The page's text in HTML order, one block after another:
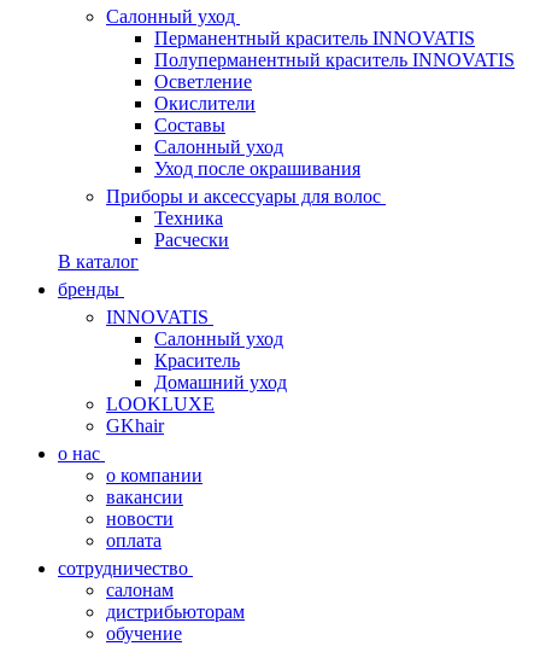
Салонный уход
Перманентный краситель INNOVATIS
Полуперманентный краситель INNOVATIS
Осветление
Окислители
Составы
Салонный уход
Уход после окрашивания
Приборы и аксессуары для волос
Техника
Расчески
В каталог
бренды
INNOVATIS
Cалонный уход
Краситель
Домашний уход
LOOKLUXE
GKhair
о нас
о компании
вакансии
новости
оплата
сотрудничество
салонам
дистрибьюторам
обучение